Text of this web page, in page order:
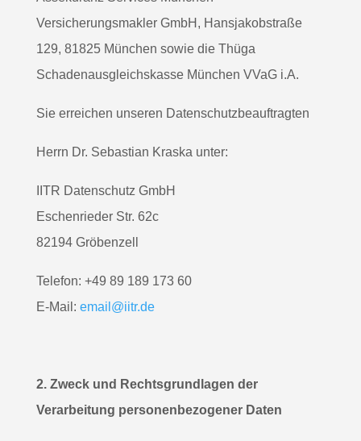
Versicherungsmakler GmbH, Hansjakobstraße
129, 81825 München sowie die Thüga
Schadenausgleichskasse München VVaG i.A.
Sie erreichen unseren Datenschutzbeauftragten
Herrn Dr. Sebastian Kraska unter:
IITR Datenschutz GmbH
Eschenrieder Str. 62c
82194 Gröbenzell
Telefon: +49 89 189 173 60
E-Mail: email@iitr.de
2. Zweck und Rechtsgrundlagen der
Verarbeitung personenbezogener Daten